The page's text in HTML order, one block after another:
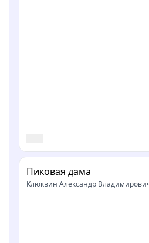
Пиковая дама
Клюквин Александр